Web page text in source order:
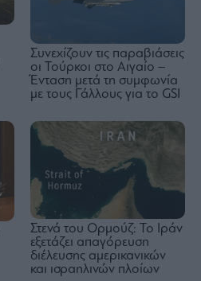
Συνεχίζουν τις παραβιάσεις
οι Τούρκοι στο Αιγαίο –
Ένταση μετά τη συμφωνία
με τους Γάλλους για το GSI
Στενά του Ορμούζ: Το Ιράν
εξετάζει απαγόρευση
διέλευσης αμερικανικών
και ισραηλινών πλοίων